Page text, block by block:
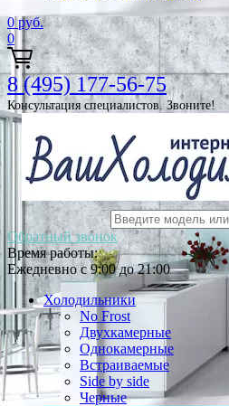
0 руб.
0
8 (495) 177-56-75
Консультация специалистов. Звоните!
Обратный звонок
Время работы:
Ежедневно с 9:00 до 21:00
Холодильники
No Frost
Двухкамерные
Однокамерные
Встраиваемые
Side by side
Черные